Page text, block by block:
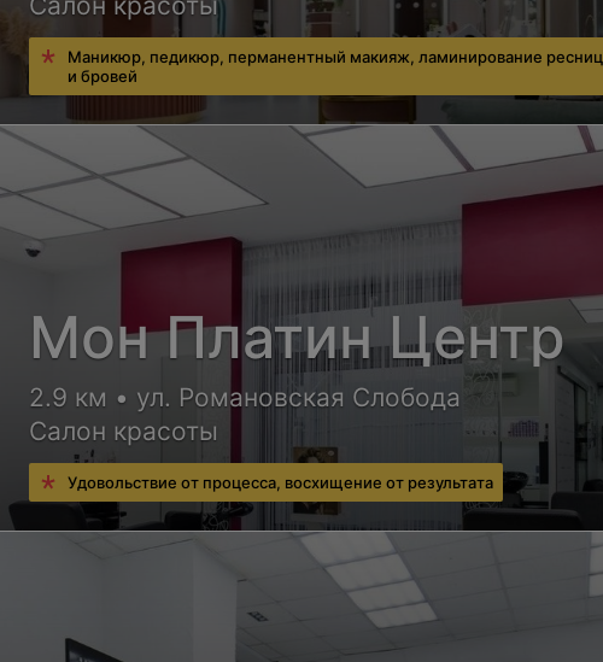
Маникюр, педикюр, перманентный макияж, ламинирование ресниц
и бровей
Мон Платин Центр
2.9 км • ул. Романовская Слобода
Салон красоты
Удовольствие от процесса, восхищение от результата